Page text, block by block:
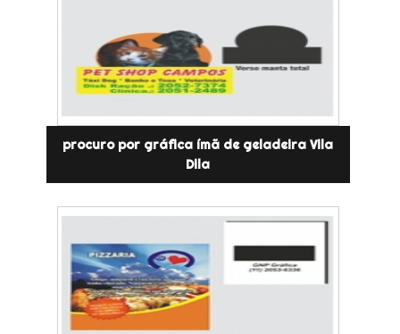
procuro por gráfica ímã de geladeira Vila
Dila